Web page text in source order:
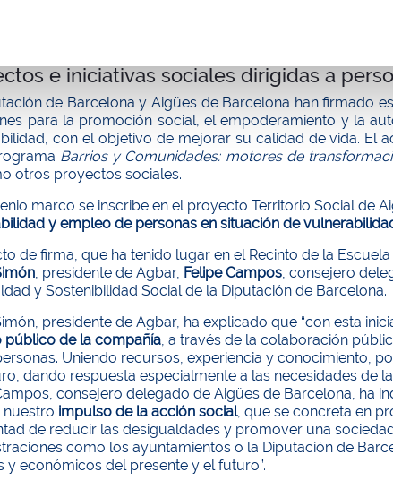
e iniciativas sociales dirigidas a
de Barcelona y Aigües de Barcelona han firmado
para la promoción social, el empoderamiento y la
con el objetivo de mejorar su calidad de vida. El
Barrios y Comunidades: motores de
otros proyectos sociales.
marco se inscribe en el proyecto Territorio Social de
y empleo de personas en situación de
de firma, que ha tenido lugar en el Recinto de la
, presidente de Agbar, Felipe Campos, consejero
y Sostenibilidad Social de la Diputación de Barcelona.
presidente de Agbar, ha explicado que “con esta
público de la compañía, a través de la colaboración
Uniendo recursos, experiencia y conocimiento,
dando respuesta especialmente a las necesidades de
consejero delegado de Aigües de Barcelona, ​​ha
nuestro impulso de la acción social, que se concreta en
de reducir las desigualdades y promover una
como los ayuntamientos o la Diputación de
y económicos del presente y el futuro”.